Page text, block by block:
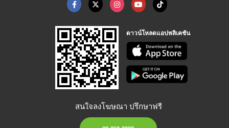
ดาวน์โหลดแอปพลิเคชัน
สนใจลงโฆษณา ปรึกษาฟรี